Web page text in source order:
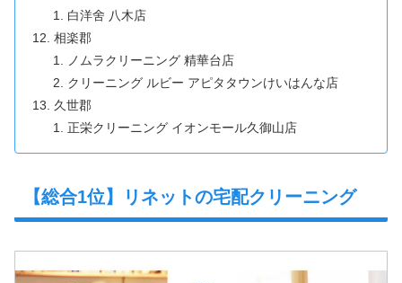
白洋舍 八木店
相楽郡
ノムラクリーニング 精華台店
クリーニング ルビー アピタタウンけいはんな店
久世郡
正栄クリーニング イオンモール久御山店
【総合1位】リネットの宅配クリーニング